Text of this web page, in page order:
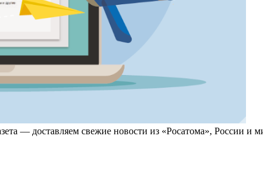
— доставляем свежие новости из «Росатома», России